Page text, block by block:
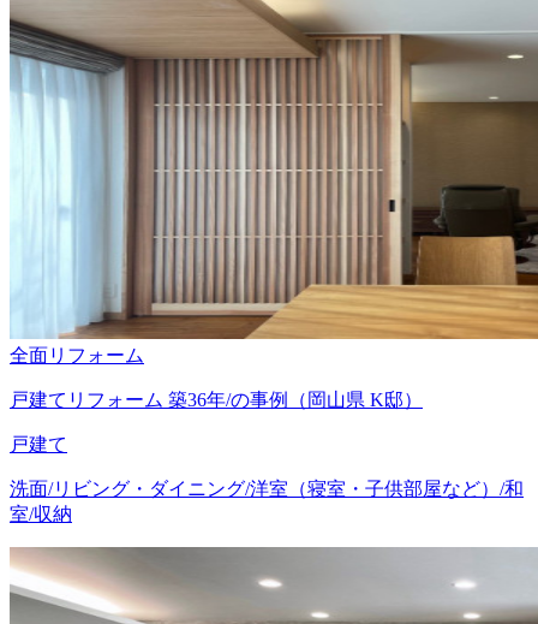
全面リフォーム
戸建てリフォーム 築36年/の事例（岡山県 K邸）
戸建て
洗面/リビング・ダイニング/洋室（寝室・子供部屋など）/和
室/収納